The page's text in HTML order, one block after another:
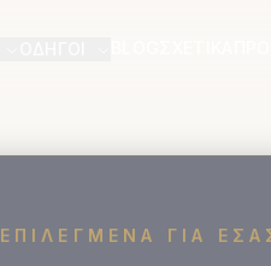
ΕΠΙΛΕΓΜΈΝΑ ΓΙΑ